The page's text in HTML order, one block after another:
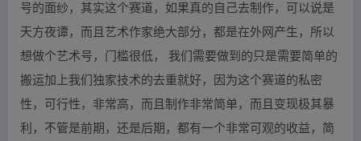
号的面纱，其实这个赛道，如果真的自己去制作，可以说是
天方夜谭，而且艺术作家绝大部分，都是在外网产生，所以
想做个艺术号，门槛很低， 我们需要做到的只是需要简单的
搬运加上我们独家技术的去重就好，因为这个赛道的私密
性，可行性，非常高，而且制作非常简单，而且变现极其暴
利，不管是前期，还是后期，都有一个非常可观的收益，简